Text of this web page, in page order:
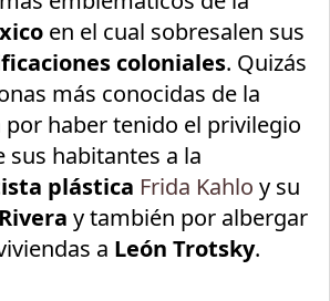
en el cual sobresalen sus
coloniales. Quizás
más conocidas de la
por haber tenido el privilegio
sus habitantes a la
plástica Frida Kahlo y su
y también por albergar
a León Trotsky.